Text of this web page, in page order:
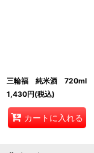
三輪福 純米酒 720ml
1,430円(税込)
カートに入れる